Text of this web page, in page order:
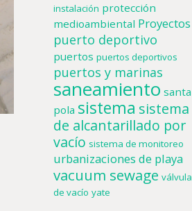
instalación protección
medioambiental Proyectos
puerto deportivo
puertos puertos deportivos
puertos y marinas
saneamiento santa
pola sistema sistema
de alcantarillado por
vacío sistema de monitoreo
urbanizaciones de playa
vacuum sewage válvula
de vacío yate